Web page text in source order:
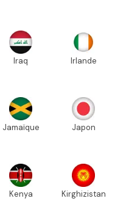
Iraq Irlande
Jamaïque Japon
Kenya Kirghizistan